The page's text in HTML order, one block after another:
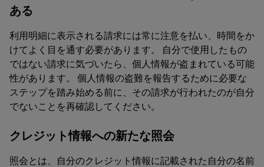
ある
利用明細に表示される請求には常に注意を払い、時間をか
けてよく目を通す必要があります。 自分で使用したもの
ではない請求に気づいたら、個人情報が盗まれている可能
性があります。 個人情報の盗難を報告するために必要な
ステップを踏み始める前に、その請求が行われたのが自分
でないことを再確認してください。
クレジット情報への新たな照会
照会とは、自分のクレジット情報に記載された自分の名前